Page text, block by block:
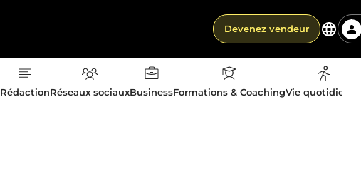
Devenez vendeur
RédactionRéseaux sociauxBusinessFormations & CoachingVie